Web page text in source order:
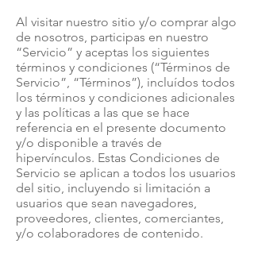
Al visitar nuestro sitio y/o comprar algo
de nosotros, participas en nuestro
“Servicio” y aceptas los siguientes
términos y condiciones (“Términos de
Servicio”, “Términos”), incluídos todos
los términos y condiciones adicionales
y las políticas a las que se hace
referencia en el presente documento
y/o disponible a través de
hipervínculos. Estas Condiciones de
Servicio se aplican a todos los usuarios
del sitio, incluyendo si limitación a
usuarios que sean navegadores,
proveedores, clientes, comerciantes,
y/o colaboradores de contenido.